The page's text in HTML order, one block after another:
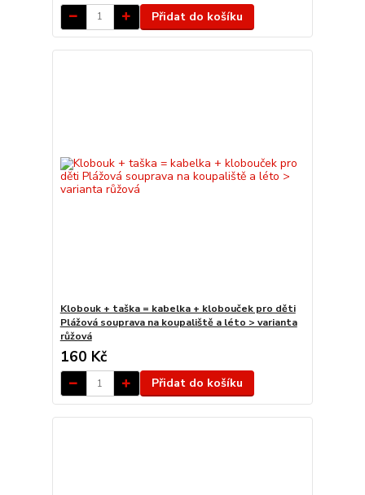
Přidat do košíku
Klobouk + taška = kabelka + klobouček pro děti
Plážová souprava na koupaliště a léto > varianta
růžová
160 Kč
Přidat do košíku